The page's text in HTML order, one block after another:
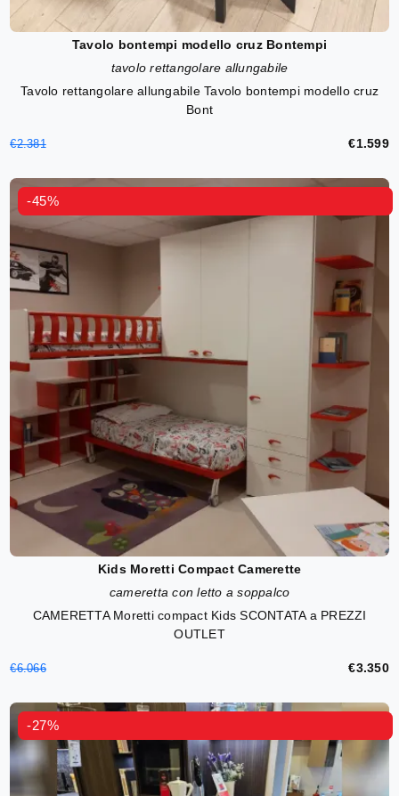
Tavolo bontempi modello cruz Bontempi
tavolo rettangolare allungabile
Tavolo rettangolare allungabile Tavolo bontempi modello cruz
Bont
€2.381 €1.599
-45%
Kids Moretti Compact Camerette
cameretta con letto a soppalco
CAMERETTA Moretti compact Kids SCONTATA a PREZZI
OUTLET
€6.066 €3.350
-27%